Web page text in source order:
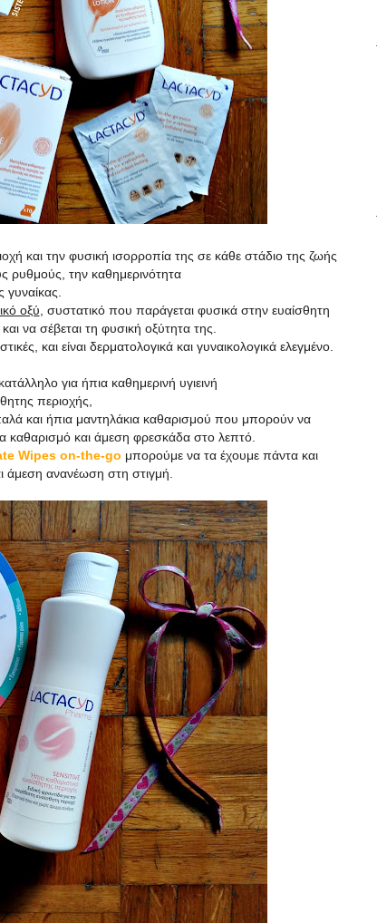
και την φυσική ισορροπία της σε κάθε στάδιο της ζωής
ρυθμούς, την καθημερινότητα
γυναίκας.
οξύ , συστατικό που παράγεται φυσικά στην ευαίσθητη
και να σέβεται τη φυσική οξύτητα της.
και είναι δερματολογικά και γυναικολογικά ελεγμένο.
κατάλληλο για ήπια καθημερινή υγιεινή
περιοχής,
και ήπια μαντηλάκια καθαρισμού που μπορούν να
καθαρισμό και άμεση φρεσκάδα στο λεπτό.
Wipes on-the-go μπορούμε να τα έχουμε πάντα και
άμεση ανανέωση στη στιγμή.